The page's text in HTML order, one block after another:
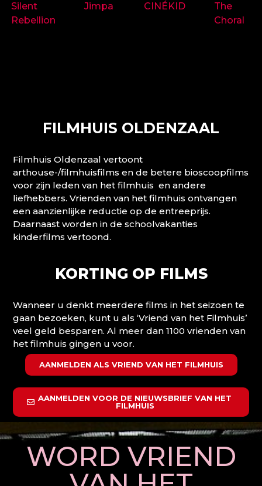
Silent
Rebellion
Jimpa CINÉKID
The
Choral
FILMHUIS OLDENZAAL
Filmhuis Oldenzaal vertoont
arthouse-/filmhuisfilms en de betere bioscoopfilms
voor zijn leden van het filmhuis en andere
liefhebbers. Vrienden van het filmhuis ontvangen
een aanzienlijke reductie op de entreeprijs.
Daarnaast worden in de schoolvakanties
kinderfilms vertoond.
KORTING OP FILMS
Wanneer u denkt meerdere films in het seizoen te
gaan bezoeken, kunt u als ‘Vriend van het Filmhuis’
veel geld besparen. Al meer dan 1100 vrienden van
het filmhuis gingen u voor.
AANMELDEN ALS VRIEND VAN HET FILMHUIS
AANMELDEN VOOR DE NIEUWSBRIEF VAN HET
FILMHUIS
WORD VRIEND